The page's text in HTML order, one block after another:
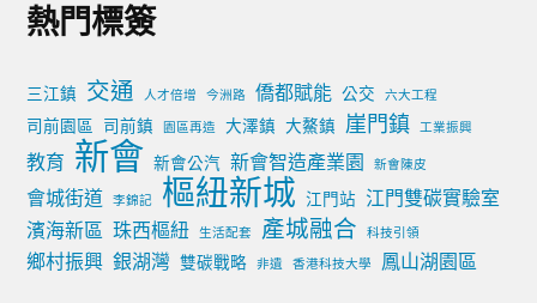
熱門標簽
三江鎮 交通 人才倍增 今洲路 僑都賦能 公交 六大工程
司前園區 司前鎮 園區再造 大澤鎮 大鰲鎮 崖門鎮 工業振興
教育 新會 新會公汽 新會智造產業園 新會陳皮
會城街道 李錦記 樞紐新城 江門站
江門雙碳實驗室
濱海新區 珠西樞紐 生活配套 產城融合 科技引領
鄉村振興 銀湖灣 雙碳戰略 非遺 香港科技大學 鳳山湖園區